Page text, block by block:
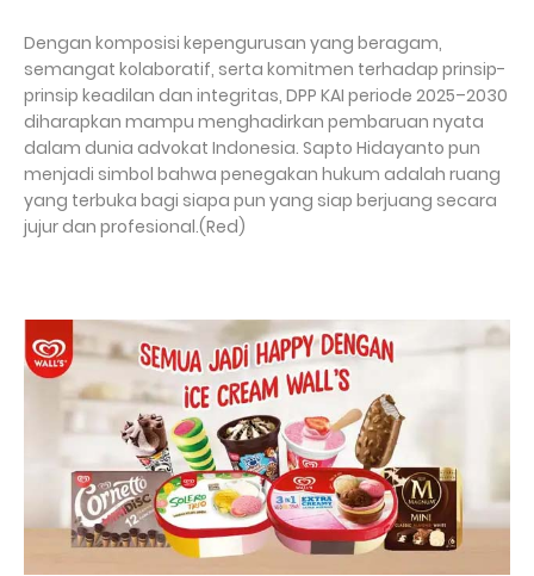
Dengan komposisi kepengurusan yang beragam,
semangat kolaboratif, serta komitmen terhadap prinsip-
prinsip keadilan dan integritas, DPP KAI periode 2025–2030
diharapkan mampu menghadirkan pembaruan nyata
dalam dunia advokat Indonesia. Sapto Hidayanto pun
menjadi simbol bahwa penegakan hukum adalah ruang
yang terbuka bagi siapa pun yang siap berjuang secara
jujur dan profesional.(Red)